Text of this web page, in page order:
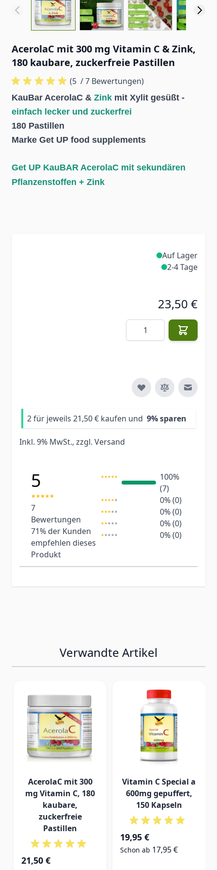
AcerolaC mit 300 mg Vitamin C & Zink,
180 kaubare, zuckerfreie Pastillen
(5 / 7 Bewertungen)
KauBar AcerolaC & Zink mit Xylit gesüßt -
einfach lecker und zuckerfrei
180 Pastillen
Marke Get UP food supplements
Get UP KauBAR AcerolaC mit sekundären
Pflanzenstoffen + Zink
Auf Lager
2-4 Tage
23,50 €
Menge
E-Mail
2 für jeweils 21,50 € kaufen und 9% sparen
Inkl. 9% MwSt., zzgl. Versand
5
7
Bewertungen
71% der Kunden
empfehlen dieses
Produkt
100%
(7)
0% (0)
0% (0)
0% (0)
0% (0)
Verwandte Artikel
AcerolaC mit 300
mg Vitamin C, 180
kaubare,
zuckerfreie
Pastillen
21,50 €
Vitamin C Special a
600mg gepuffert,
150 Kapseln
19,95 €
Schon ab 17,95 €